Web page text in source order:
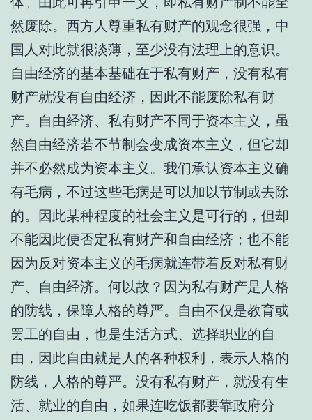
然废除。西方人尊重私有财产的观念很强，中
国人对此就很淡薄，至少没有法理上的意识。
自由经济的基本基础在于私有财产，没有私有
财产就没有自由经济，因此不能废除私有财
产。自由经济、私有财产不同于资本主义，虽
然自由经济若不节制会变成资本主义，但它却
并不必然成为资本主义。我们承认资本主义确
有毛病，不过这些毛病是可以加以节制或去除
的。因此某种程度的社会主义是可行的，但却
不能因此便否定私有财产和自由经济；也不能
因为反对资本主义的毛病就连带着反对私有财
产、自由经济。何以故？因为私有财产是人格
的防线，保障人格的尊严。自由不仅是教育或
罢工的自由，也是生活方式、选择职业的自
由，因此自由就是人的各种权利，表示人格的
防线，人格的尊严。没有私有财产，就没有生
活、就业的自由，如果连吃饭都要靠政府分